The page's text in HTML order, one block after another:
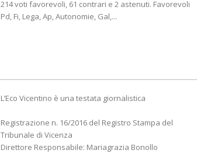
214 voti favorevoli, 61 contrari e 2 astenuti. Favorevoli
Pd, Fi, Lega, Ap, Autonomie, Gal,...
L’Eco Vicentino è una testata giornalistica
Registrazione n. 16/2016 del Registro Stampa del
Tribunale di Vicenza
Direttore Responsabile: Mariagrazia Bonollo